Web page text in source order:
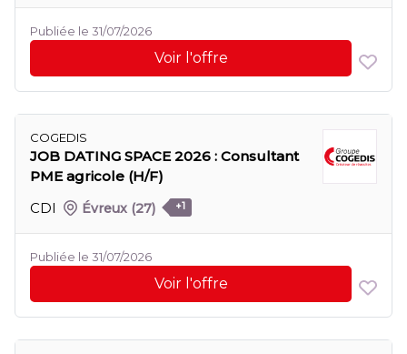
Publiée le 31/07/2026
Voir l'offre
COGEDIS
JOB DATING SPACE 2026 : Consultant
PME agricole (H/F)
CDI
Évreux (27) +1
Publiée le 31/07/2026
Voir l'offre